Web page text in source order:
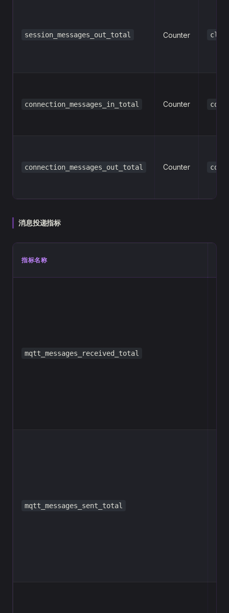
session_messages_out_total Counter
connection_messages_in_total Counter
connection_messages_out_total Counter
消息投递指标
指标名称
mqtt_messages_received_total
mqtt_messages_sent_total